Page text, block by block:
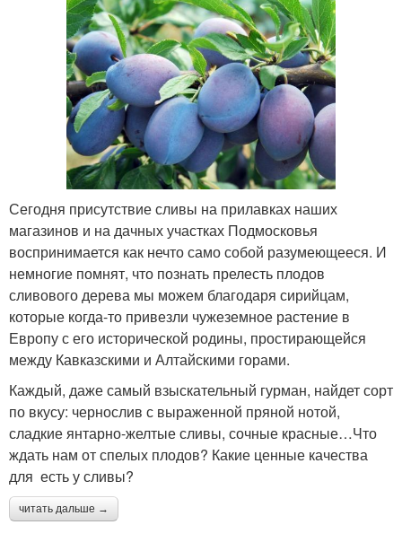
Сегодня присутствие сливы на прилавках наших
магазинов и на дачных участках Подмосковья
воспринимается как нечто само собой разумеющееся. И
немногие помнят, что познать прелесть плодов
сливового дерева мы можем благодаря сирийцам,
которые когда-то привезли чужеземное растение в
Европу с его исторической родины, простирающейся
между Кавказскими и Алтайскими горами.
Каждый, даже самый взыскательный гурман, найдет сорт
по вкусу: чернослив с выраженной пряной нотой,
сладкие янтарно-желтые сливы, сочные красные…Что
ждать нам от спелых плодов? Какие ценные качества
для есть у сливы?
читать дальше →